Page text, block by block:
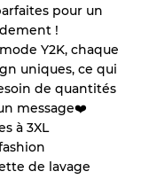
pour un
!
Y2K, chaque
uniques, ce qui
de quantités
message❤️
à 3XL
de lavage